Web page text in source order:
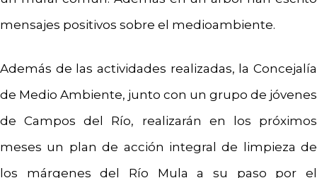
mensajes positivos sobre el medioambiente.
Además de las actividades realizadas, la Concejalía
de Medio Ambiente, junto con un grupo de jóvenes
de Campos del Río, realizarán en los próximos
meses un plan de acción integral de limpieza de
los márgenes del Río Mula a su paso por el